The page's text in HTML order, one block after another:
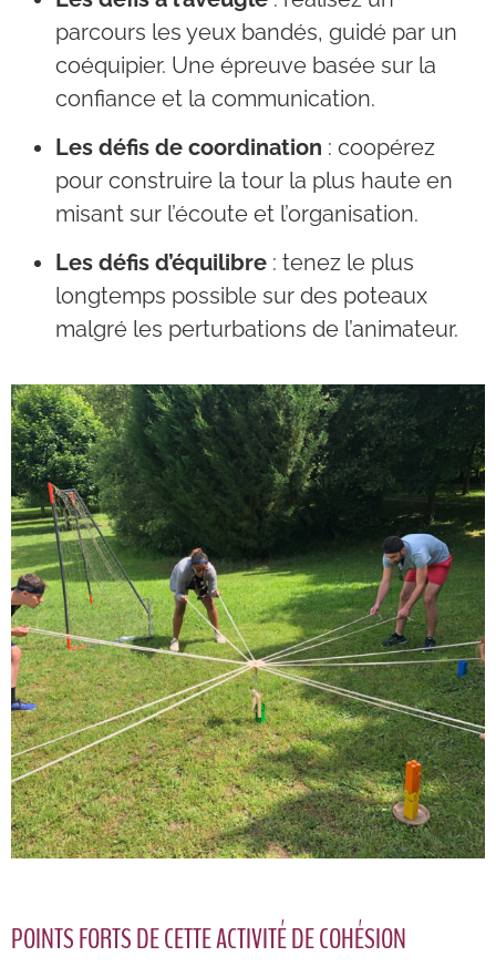
parcours les yeux bandés, guidé par un
coéquipier. Une épreuve basée sur la
confiance et la communication.
Les défis de coordination : coopérez
pour construire la tour la plus haute en
misant sur l’écoute et l’organisation.
Les défis d’équilibre : tenez le plus
longtemps possible sur des poteaux
malgré les perturbations de l’animateur.
POINTS FORTS DE CETTE ACTIVITÉ DE COHÉSION